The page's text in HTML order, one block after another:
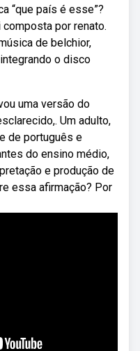
“que país é esse”?
por renato.
de belchior,
o disco
uma versão do
Um adulto,
de português e
do ensino médio,
e produção de
essa afirmação? Por